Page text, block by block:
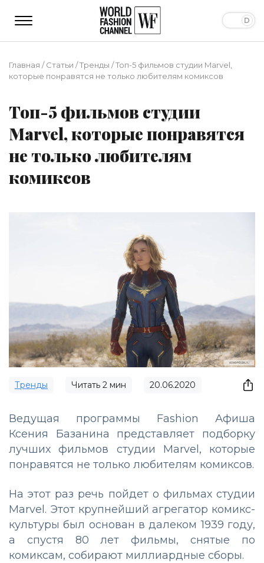
Главная /Статьи /Тренды /Топ-5 фильмов студии Marvel,
которые понравятся не только любителям комиксов
Топ-5 фильмов студии
Marvel, которые понравятся
не только любителям
комиксов
Тренды Читать 2 мин 20.06.2020
Ведущая программы Fashion Афиша
Ксения Базанина представляет подборку
лучших фильмов студии Marvel, которые
понравятся не только любителям комиксов.
На этот раз речь пойдет о фильмах студии
Marvel. Этот крупнейший агрегатор комикс-
культуры был основан в далеком 1939 году,
а спустя 80 лет фильмы, снятые по
комиксам, собирают миллиардные сборы.